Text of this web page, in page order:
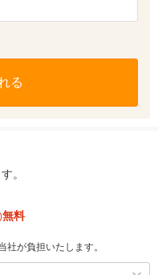
る
。
無料
が負担いたします。